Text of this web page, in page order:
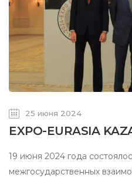
25 июня 2024
EXPO-EURASIA
19 июня 2024 года
межгосударственных